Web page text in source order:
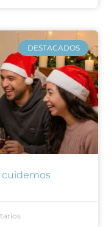
DESTACADOS
cuidemos